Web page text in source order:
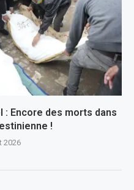
: Encore des morts dans
!
2026